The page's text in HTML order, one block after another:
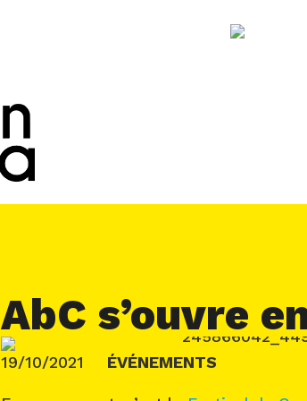
AbC s’ouvre
19/10/2021 ÉVÉNEMENTS